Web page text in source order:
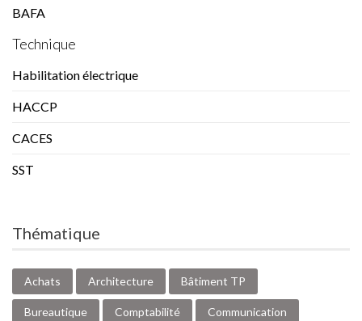
BAFA
Technique
Habilitation électrique
HACCP
CACES
SST
Thématique
Achats Architecture Bâtiment TP
Bureautique Comptabilité Communication